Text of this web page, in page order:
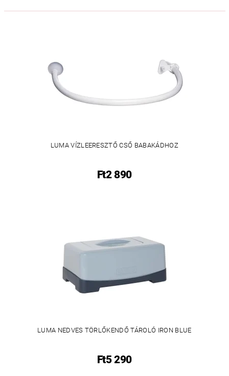
LUMA VÍZLEERESZTŐ CSŐ BABAKÁDHOZ
Ft2 890
LUMA NEDVES TÖRLŐKENDŐ TÁROLÓ IRON BLUE
Ft5 290